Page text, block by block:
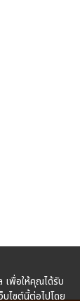
เพื่อให้คุณได้รับ
บไซต์นี้ต่อไปโดย